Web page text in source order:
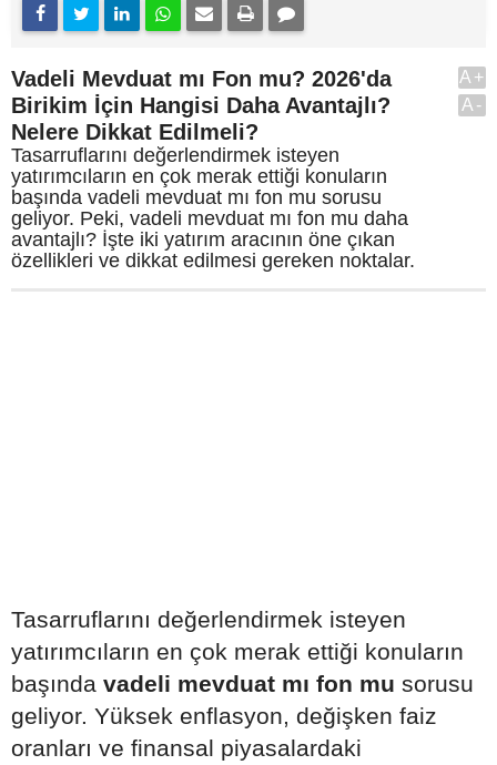
Vadeli Mevduat mı Fon mu? 2026'da
Birikim İçin Hangisi Daha Avantajlı?
Nelere Dikkat Edilmeli?
Tasarruflarını değerlendirmek isteyen
yatırımcıların en çok merak ettiği konuların
başında vadeli mevduat mı fon mu sorusu
geliyor. Peki, vadeli mevduat mı fon mu daha
avantajlı? İşte iki yatırım aracının öne çıkan
özellikleri ve dikkat edilmesi gereken noktalar.
A+
A-
Tasarruflarını değerlendirmek isteyen
yatırımcıların en çok merak ettiği konuların
başında vadeli mevduat mı fon mu sorusu
geliyor. Yüksek enflasyon, değişken faiz
oranları ve finansal piyasalardaki